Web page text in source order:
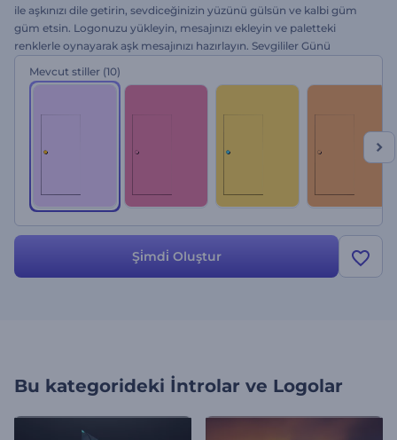
ile aşkınızı dile getirin, sevdiceğinizin yüzünü gülsün ve kalbi güm
güm etsin. Logonuzu yükleyin, mesajınızı ekleyin ve paletteki
renklerle oynayarak aşk mesajınızı hazırlayın. Sevgililer Günü
mükemmel bir seçim. İçinizdeki aşkı dışa yansıtmanın zamanı geldi!
Mevcut stiller (10)
Şi̇mdi̇ Oluştur
Bu kategorideki İntrolar ve Logolar